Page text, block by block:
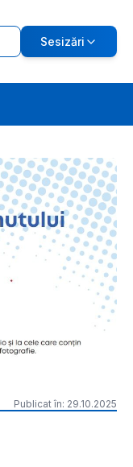
Sesizări
Publicat în: 29.10.2025